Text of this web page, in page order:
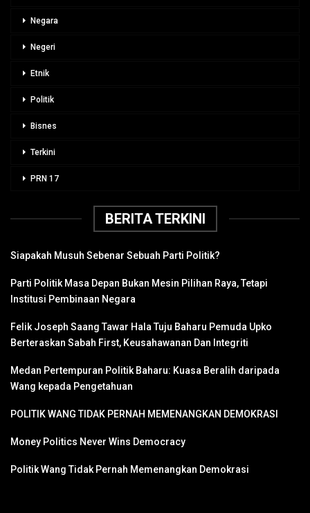
Negara
Negeri
Etnik
Politik
Bisnes
Terkini
PRN 17
BERITA TERKINI
Siapakah Musuh Sebenar Sebuah Parti Politik?
Parti Politik Masa Depan Bukan Mesin Pilihan Raya, Tetapi
Institusi Pembinaan Negara
Felik Joseph Saang Tawar Hala Tuju Baharu Pemuda Upko
Berteraskan Sabah First, Keusahawanan Dan Integriti
Medan Pertempuran Politik Baharu: Kuasa Beralih daripada
Wang kepada Pengetahuan
POLITIK WANG TIDAK PERNAH MEMENANGKAN DEMOKRASI
Money Politics Never Wins Democracy
Politik Wang Tidak Pernah Memenangkan Demokrasi